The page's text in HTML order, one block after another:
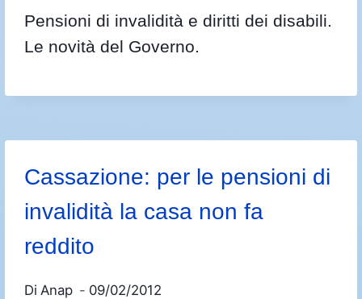
Pensioni di invalidità e diritti dei disabili.
Le novità del Governo.
Cassazione: per le pensioni di
invalidità la casa non fa
reddito
Di Anap 09/02/2012